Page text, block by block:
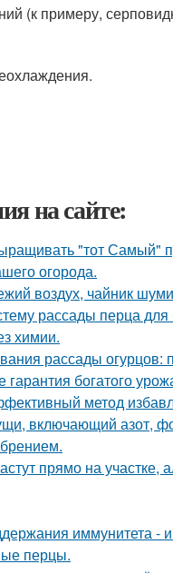
(к примеру,
на сайте:
"тот Самый"
огорода.
воздух, чайник
рассады перца для
химии.
рассады огурцов:
богатого
метод
включающий азот,
прямо на участке,
иммунитета -
перцы.